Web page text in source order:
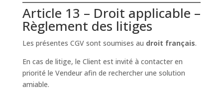
Article 13 – Droit applicable –
Règlement des litiges
Les présentes CGV sont soumises au droit français.
En cas de litige, le Client est invité à contacter en
priorité le Vendeur afin de rechercher une solution
amiable.